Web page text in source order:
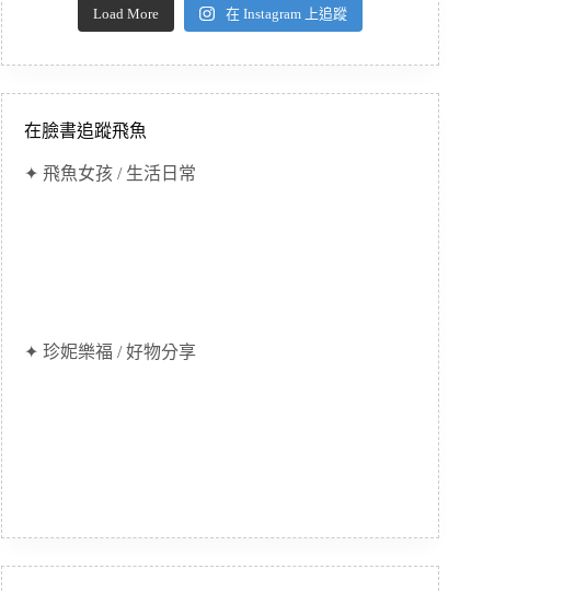
Load More 在 Instagram 上追蹤
在臉書追蹤飛魚
✦ 飛魚女孩 / 生活日常
✦ 珍妮樂福 / 好物分享